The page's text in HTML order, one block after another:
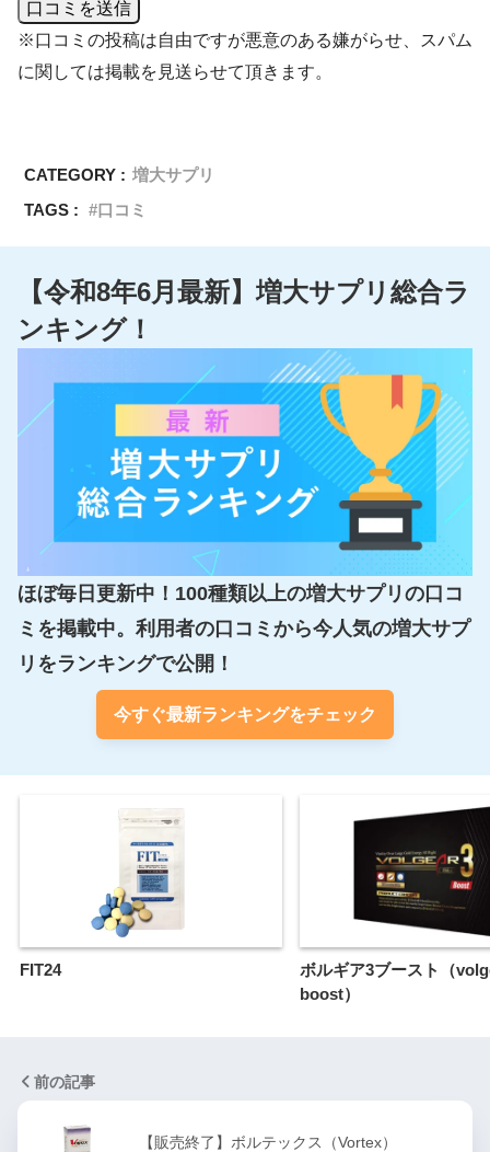
口コミを送信
※口コミの投稿は自由ですが悪意のある嫌がらせ、スパム
に関しては掲載を見送らせて頂きます。
CATEGORY : 増大サプリ
TAGS :
口コミ
【令和8年6月最新】増大サプリ総合ラ
ンキング！
ほぼ毎日更新中！100種類以上の増大サプリの口コ
ミを掲載中。利用者の口コミから今人気の増大サプ
リをランキングで公開！
今すぐ最新ランキングをチェック
FIT24
ボルギア3ブースト（
boost）
前の記事
【販売終了】ボルテックス（Vortex）